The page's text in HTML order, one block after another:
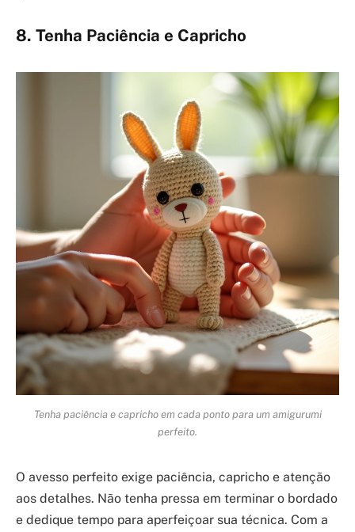
8. Tenha Paciência e Capricho
Tenha paciência e capricho em cada ponto para um amigurumi
perfeito.
O avesso perfeito exige paciência, capricho e atenção
aos detalhes. Não tenha pressa em terminar o bordado
e dedique tempo para aperfeiçoar sua técnica. Com a